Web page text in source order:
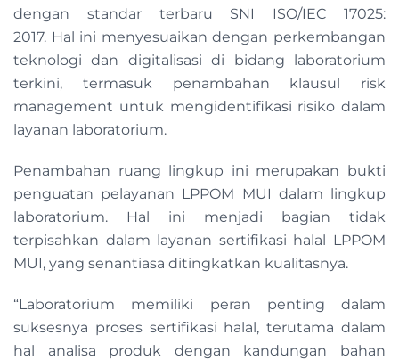
dengan standar terbaru SNI ISO/IEC 17025:
2017. Hal ini menyesuaikan dengan perkembangan
teknologi dan digitalisasi di bidang laboratorium
terkini, termasuk penambahan klausul risk
management untuk mengidentifikasi risiko dalam
layanan laboratorium.
Penambahan ruang lingkup ini merupakan bukti
penguatan pelayanan LPPOM MUI dalam lingkup
laboratorium. Hal ini menjadi bagian tidak
terpisahkan dalam layanan sertifikasi halal LPPOM
MUI, yang senantiasa ditingkatkan kualitasnya.
“Laboratorium memiliki peran penting dalam
suksesnya proses sertifikasi halal, terutama dalam
hal analisa produk dengan kandungan bahan